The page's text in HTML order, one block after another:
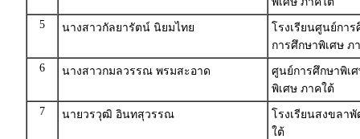
5
นางสาวกัลยารัตน์ นิยมไทย
โรงเรียนศูนย์กา
การศึกษาพิเศษ ภ
6
นางสาวกมลวรรณ พรมสะอาด
ศูนย์การศึกษาพิเ
พิเศษ ภาคใต้
7
นายวรวุฒิ อินทสุวรรณ
โรงเรียนสงขลา
ใต้